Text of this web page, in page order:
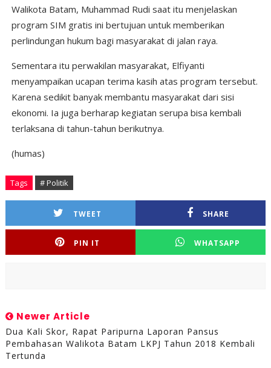
Walikota Batam, Muhammad Rudi saat itu menjelaskan
program SIM gratis ini bertujuan untuk memberikan
perlindungan hukum bagi masyarakat di jalan raya.
Sementara itu perwakilan masyarakat, Elfiyanti
menyampaikan ucapan terima kasih atas program tersebut.
Karena sedikit banyak membantu masyarakat dari sisi
ekonomi. Ia juga berharap kegiatan serupa bisa kembali
terlaksana di tahun-tahun berikutnya.
(humas)
Tags # Politik
TWEET SHARE
PIN IT WHATSAPP
Newer Article
Dua Kali Skor, Rapat Paripurna Laporan Pansus
Pembahasan Walikota Batam LKPJ Tahun 2018 Kembali
Tertunda